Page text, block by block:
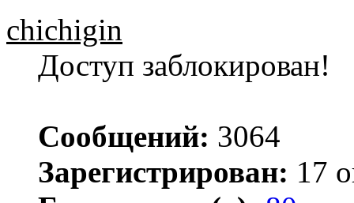
chichigin
Доступ заблокирован!
Сообщений: 3064
Зарегистрирован: 17